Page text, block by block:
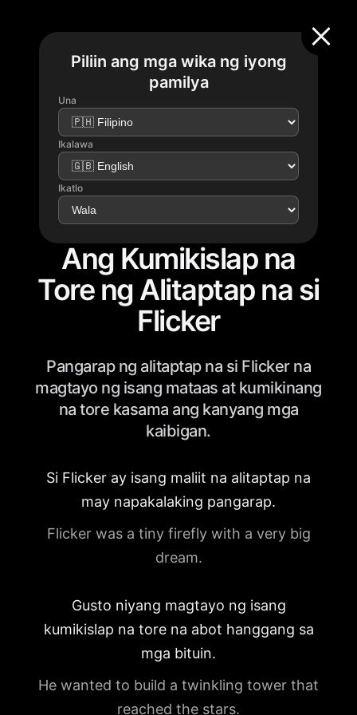
Piliin ang mga wika ng iyong
pamilya
Una
Ikalawa
Ikatlo
Ang Kumikislap na
Tore ng Alitaptap na si
Flicker
Pangarap ng alitaptap na si Flicker na
magtayo ng isang mataas at kumikinang
na tore kasama ang kanyang mga
kaibigan.
Si Flicker ay isang maliit na alitaptap na
may napakalaking pangarap.
Flicker was a tiny firefly with a very big
dream.
Gusto niyang magtayo ng isang
kumikislap na tore na abot hanggang sa
mga bituin.
He wanted to build a twinkling tower that
reached the stars.